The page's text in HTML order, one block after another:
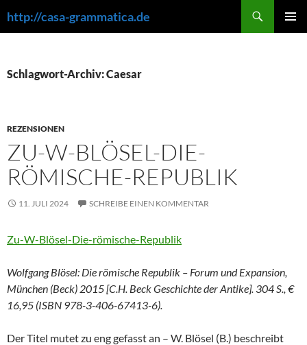
Inhalt
http://casa-grammatica.de
Schlagwort-Archiv: Caesar
REZENSIONEN
ZU-W-BLÖSEL-DIE-
RÖMISCHE-REPUBLIK
11. JULI 2024 SCHREIBE EINEN KOMMENTAR
Zu-W-Blösel-Die-römische-Republik
Wolfgang Blösel: Die römische Republik – Forum und Expansion,
München (Beck) 2015 [C.H. Beck Geschichte der Antike]. 304 S., €
16,95 (ISBN 978-3-406-67413-6).
Der Titel mutet zu eng gefasst an – W. Blösel (B.) beschreibt